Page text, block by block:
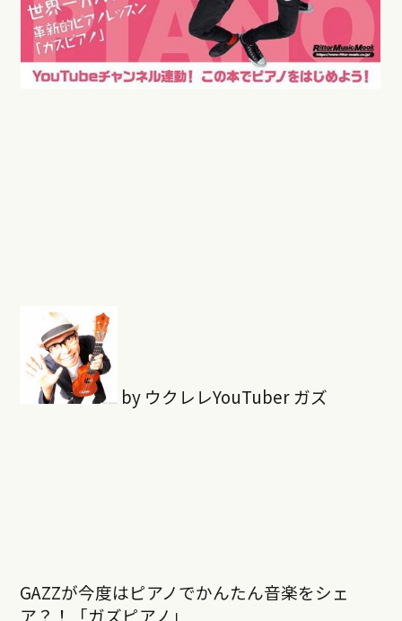
by ウクレレYouTuber ガズ
GAZZが今度はピアノでかんたん音楽をシェ
ア？！「ガズピアノ」